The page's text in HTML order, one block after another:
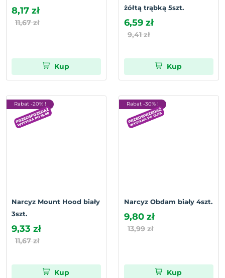
8,17 zł
11,67 zł
Kup
żółtą trąbką 5szt.
6,59 zł
9,41 zł
Kup
Rabat -20% !
Narcyz Mount Hood biały
3szt.
9,33 zł
11,67 zł
Kup
Rabat -30% !
Narcyz Obdam biały 4szt.
9,80 zł
13,99 zł
Kup